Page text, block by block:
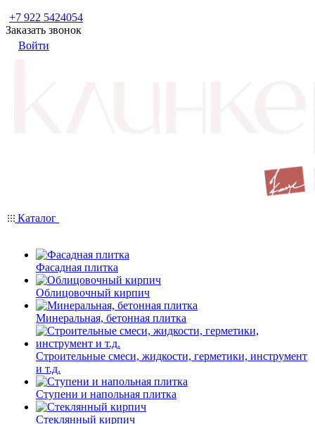
+7 922 5424054
Заказать звонок
Войти
Каталог
Фасадная плитка
Облицовочный кирпич
Минеральная, бетонная плитка
Строительные смеси, жидкости, герметики, инструмент
и т.д.
Ступени и напольная плитка
Cтеклянный кирпич